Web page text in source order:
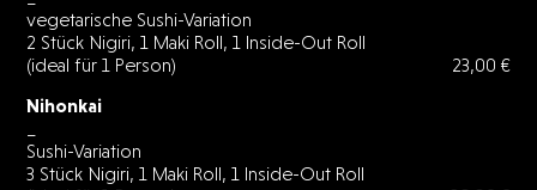
vegetarische Sushi-Variation
2 Stück Nigiri, 1 Maki Roll, 1 Inside-Out Roll
(ideal für 1 Person)
23,00 €
Nihonkai
Sushi-Variation
3 Stück Nigiri, 1 Maki Roll, 1 Inside-Out Roll